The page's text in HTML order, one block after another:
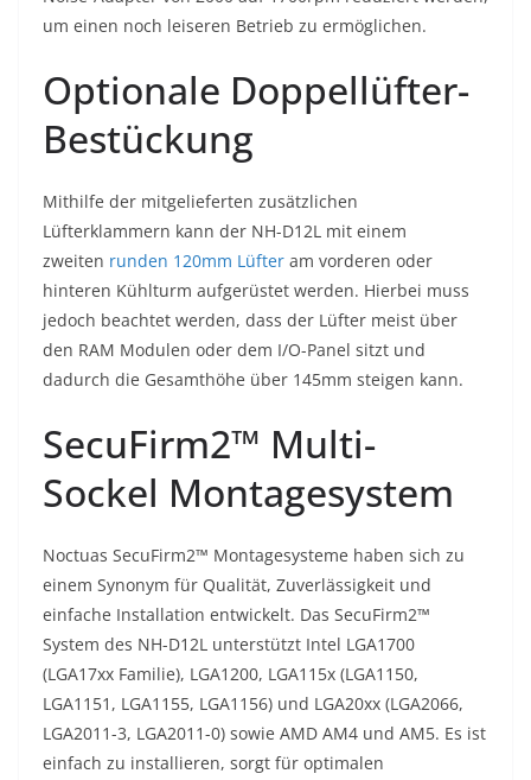
um einen noch leiseren Betrieb zu ermöglichen.
Optionale Doppellüfter-
Bestückung
Mithilfe der mitgelieferten zusätzlichen
Lüfterklammern kann der NH-D12L mit einem
zweiten runden 120mm Lüfter am vorderen oder
hinteren Kühlturm aufgerüstet werden. Hierbei muss
jedoch beachtet werden, dass der Lüfter meist über
den RAM Modulen oder dem I/O-Panel sitzt und
dadurch die Gesamthöhe über 145mm steigen kann.
SecuFirm2™ Multi-
Sockel Montagesystem
Noctuas SecuFirm2™ Montagesysteme haben sich zu
einem Synonym für Qualität, Zuverlässigkeit und
einfache Installation entwickelt. Das SecuFirm2™
System des NH-D12L unterstützt Intel LGA1700
(LGA17xx Familie), LGA1200, LGA115x (LGA1150,
LGA1151, LGA1155, LGA1156) und LGA20xx (LGA2066,
LGA2011-3, LGA2011-0) sowie AMD AM4 und AM5. Es ist
einfach zu installieren, sorgt für optimalen